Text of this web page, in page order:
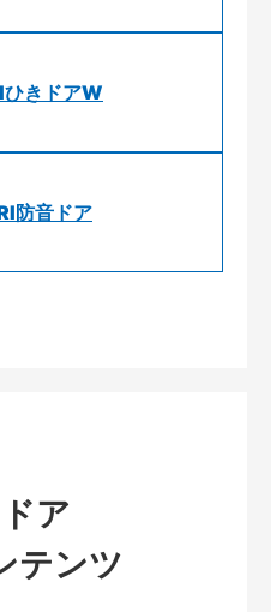
きドアW
防音ドア
ア
テンツ